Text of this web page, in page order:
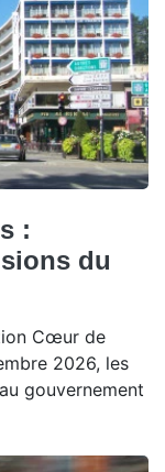
:
du
Cœur de
2026, les
gouvernement